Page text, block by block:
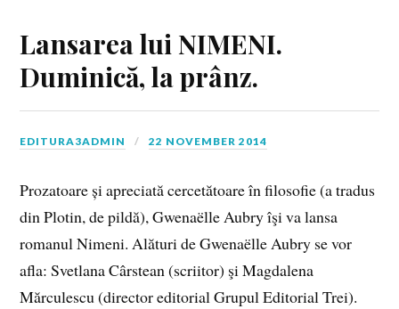
Lansarea lui NIMENI.
Duminică, la prânz.
EDITURA3ADMIN 22 NOVEMBER 2014
Prozatoare și apreciată cercetătoare în filosofie (a tradus
din Plotin, de pildă), Gwenaëlle Aubry îşi va lansa
romanul Nimeni. Alături de Gwenaëlle Aubry se vor
afla: Svetlana Cârstean (scriitor) şi Magdalena
Mărculescu (director editorial Grupul Editorial Trei).